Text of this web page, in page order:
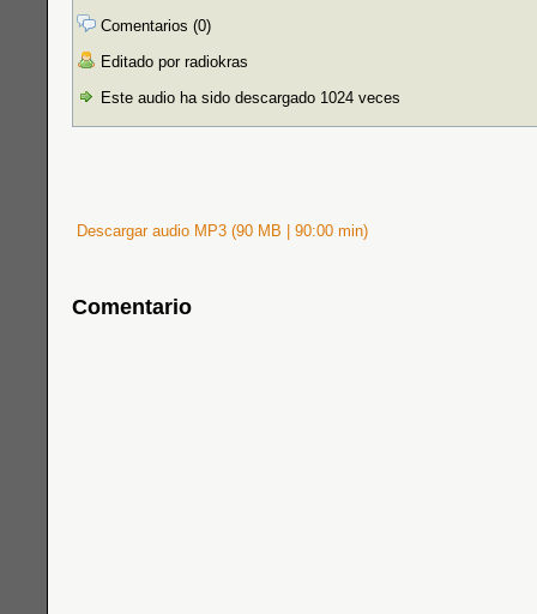
Comentarios (0)
Editado por radiokras
Este audio ha sido descargado 1024 veces
Descargar audio MP3 (90 MB | 90:00 min)
Comentario